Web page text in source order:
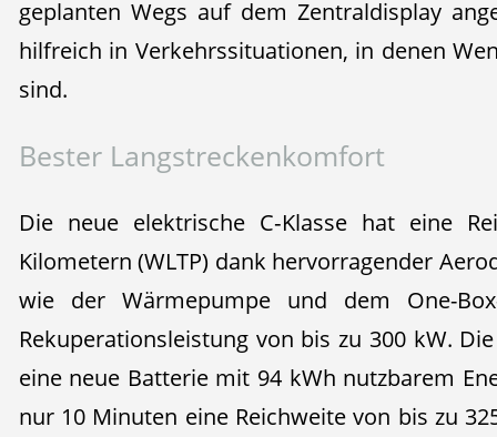
geplanten Wegs auf dem Zentraldisplay
hilfreich in Verkehrssituationen, in denen
sind.
Bester Langstreckenkomfort
Die neue elektrische C‑Klasse hat eine
Kilometern (WLTP) dank hervorragender
wie der Wärmepumpe und dem One-
Rekuperationsleistung von bis zu 300 kW.
eine neue Batterie mit 94 kWh nutzbarem
nur 10 Minuten eine Reichweite von bis zu